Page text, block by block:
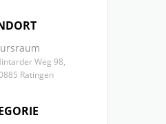
Weg 98,
Ratingen